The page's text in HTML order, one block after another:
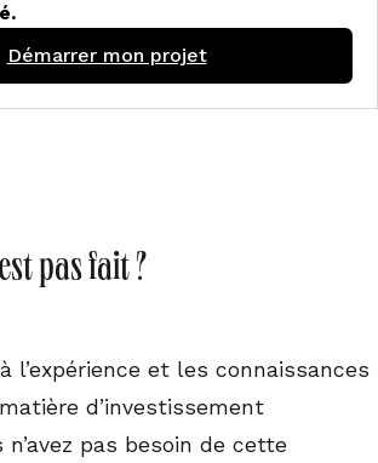
Démarrer mon projet
pas fait ?
l’expérience et les connaissances
d’investissement
pas besoin de cette